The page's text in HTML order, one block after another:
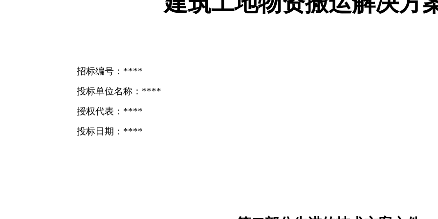
招标编号：****
投标单位名称：****
授权代表：****
投标日期：****